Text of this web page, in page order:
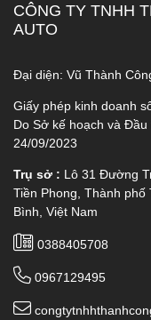
CÔNG TY TNHH
AUTO
Đại diện: Vũ Thành
Giấy phép kinh doanh
Do Sở kế hoạch và
24/09/2023
Trụ sở : Lô 31 Đường
Tiền Phong, Thành
Bình, Việt Nam
0388405708
0967129495